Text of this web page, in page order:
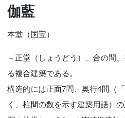
伽藍
本堂（国宝）
－正堂（しょうどう）、合の間
る複合建築である。
構造的には正面7間、奥行4間（
く、柱間の数を示す建築用語）